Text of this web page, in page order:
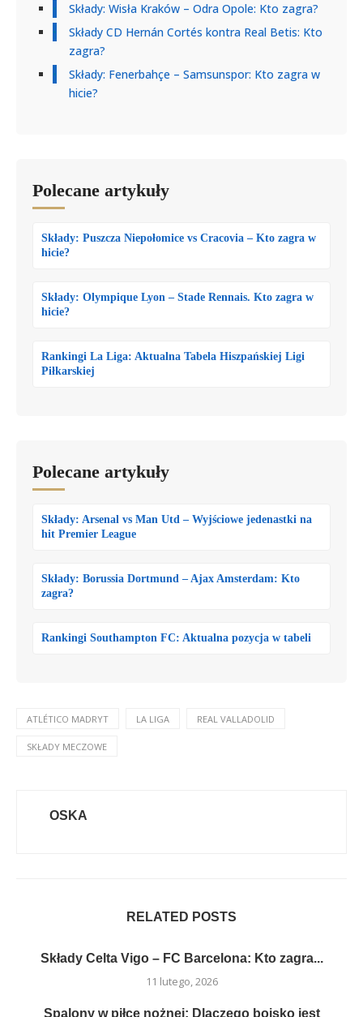
Składy: Wisła Kraków – Odra Opole: Kto zagra?
Składy CD Hernán Cortés kontra Real Betis: Kto
zagra?
Składy: Fenerbahçe – Samsunspor: Kto zagra w
hicie?
Polecane artykuły
Składy: Puszcza Niepołomice vs Cracovia – Kto zagra w
hicie?
Składy: Olympique Lyon – Stade Rennais. Kto zagra w
hicie?
Rankingi La Liga: Aktualna Tabela Hiszpańskiej Ligi
Piłkarskiej
Polecane artykuły
Składy: Arsenal vs Man Utd – Wyjściowe jedenastki na
hit Premier League
Składy: Borussia Dortmund – Ajax Amsterdam: Kto
zagra?
Rankingi Southampton FC: Aktualna pozycja w tabeli
ATLÉTICO MADRYT LA LIGA REAL VALLADOLID
SKŁADY MECZOWE
OSKA
RELATED POSTS
Składy Celta Vigo – FC Barcelona: Kto zagra...
11 lutego, 2026
Spalony w piłce nożnej: Dlaczego boisko jest